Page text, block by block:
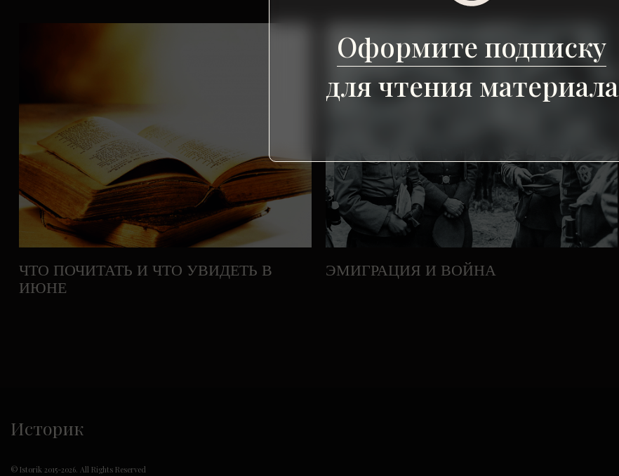
ЧТО ПОЧИТАТЬ И ЧТО УВИДЕТЬ В
ИЮНЕ
ЭМИГРАЦИЯ И ВОЙНА
Историк
© Istorik 2015-2026. All Rights Reserved
Оформите подписку
для чтения материала